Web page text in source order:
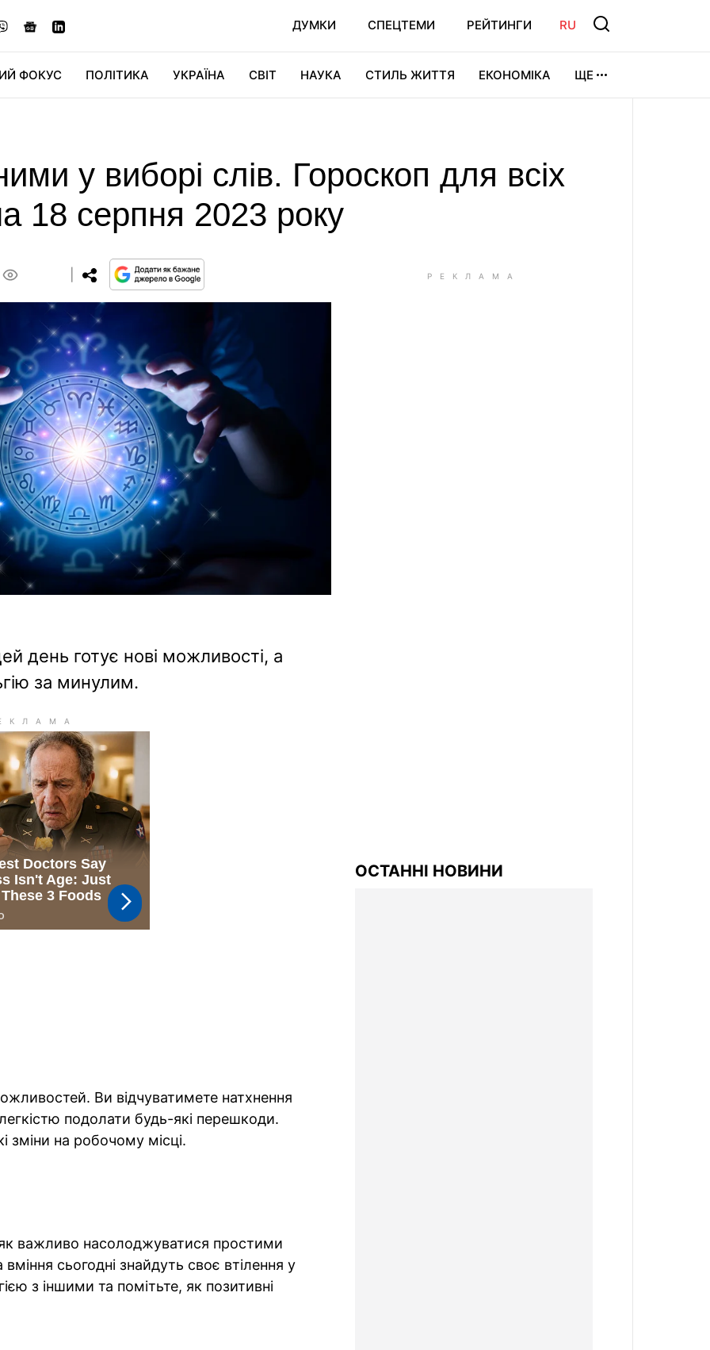
ДУМКИ СПЕЦТЕМИ РЕЙТИНГИ RU
ФОКУС ПОЛІТИКА УКРАЇНА СВІТ НАУКА СТИЛЬ ЖИТТЯ ЕКОНОМІКА ЩЕ
у виборі слів. Гороскоп для всіх
18 серпня 2023 року
день готує нові можливості, а
за минулим.
Ви відчуватимете натхнення
подолати будь-які перешкоди.
на робочому місці.
важливо насолоджуватися простими
сьогодні знайдуть своє втілення у
з іншими та помітьте, як позитивні
ОСТАННІ НОВИНИ